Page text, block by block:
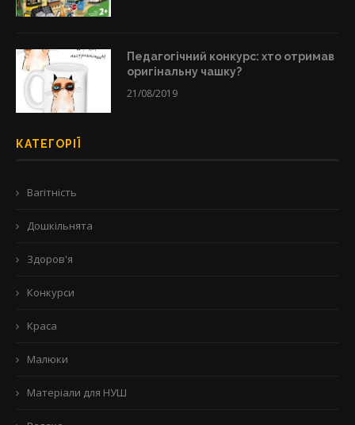
Педагогічний конкурс: хто отримав
оригінальну чашку?
21/08/2019
КАТЕГОРІЇ
Вагітність
Дошкільнята
Здоров'я
Конкурси
Краса
Малюки
Матеріали для НУШ